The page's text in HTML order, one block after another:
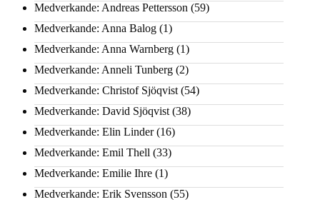
Medverkande: Andreas Pettersson (59)
Medverkande: Anna Balog (1)
Medverkande: Anna Warnberg (1)
Medverkande: Anneli Tunberg (2)
Medverkande: Christof Sjöqvist (54)
Medverkande: David Sjöqvist (38)
Medverkande: Elin Linder(16)
Medverkande: Emil Thell (33)
Medverkande: Emilie Ihre (1)
Medverkande: Erik Svensson (55)